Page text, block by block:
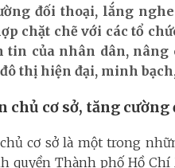
đối thoại, lắng
chặt chẽ với các tổ
tin của nhân dân,
thị hiện đại, minh
chủ cơ sở, tăng
cơ sở là một trong
quyền Thành phố Hồ